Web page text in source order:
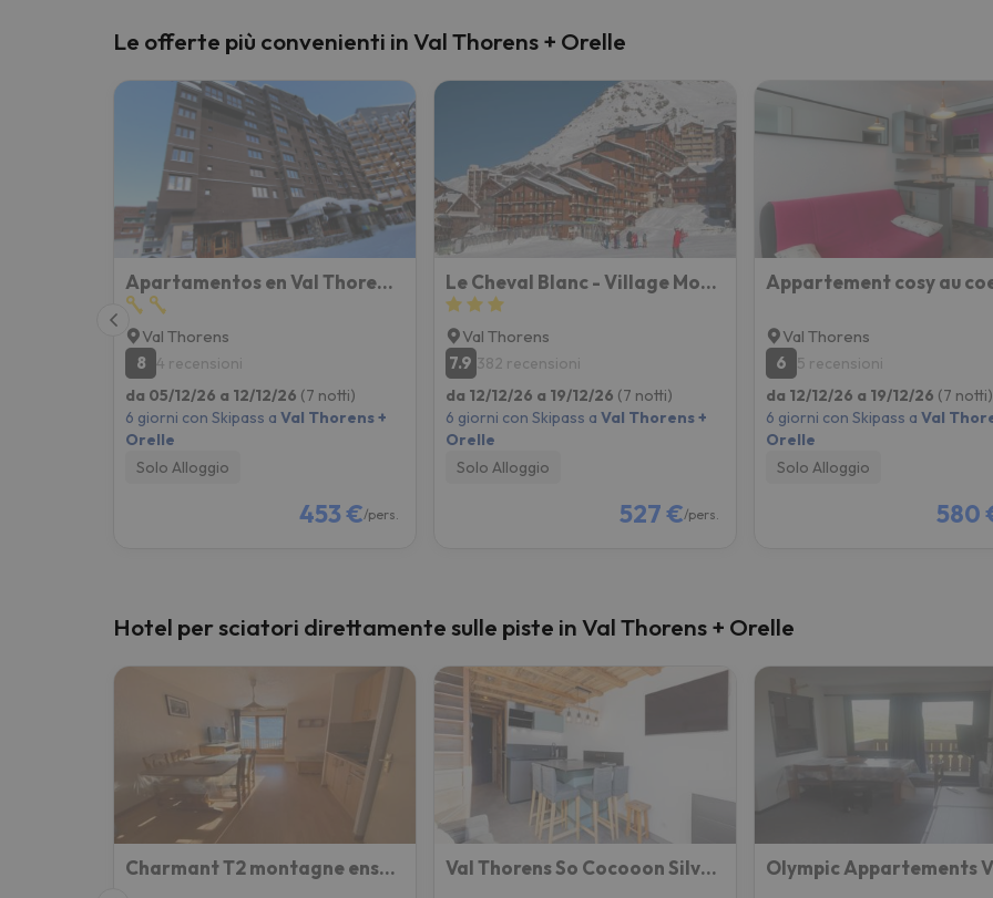
Sembra che il nostro ricercatore abbia perso la strada. Non appena troverà la bussola, tornerà.
Le offerte più convenienti in Val Thorens + Orelle
Apartamentos en Val Thorens Alpine Imm
Val Thorens
8 4 recensioni
da 05/12/26 a 12/12/26 (7 notti)
6 giorni con Skipass a Val Thorens +
Orelle
Solo Alloggio
453 €/pers.
Le Cheval Blanc - Village Montana
Val Thorens
7.9 382 recensioni
da 12/12/26 a 19/12/26 (7 notti)
6 giorni con Skipass a Val Thorens +
Orelle
Solo Alloggio
527 €/pers.
Val Thorens
6
5 recensioni
da 12/12/26 a 19/12/26 (7 notti)
6 giorni con Skipass a Val
Orelle
Solo Alloggio
580
Hotel per sciatori direttamente sulle piste in Val Thorens + Orelle
Charmant T2 montagne ensoleillé Val Thorens So Cocooon Silveralp 330